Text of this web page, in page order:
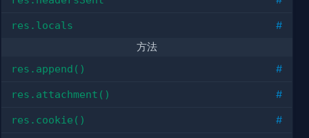
res.locals
#
方法
res.append() #
res.attachment() #
res.cookie() #